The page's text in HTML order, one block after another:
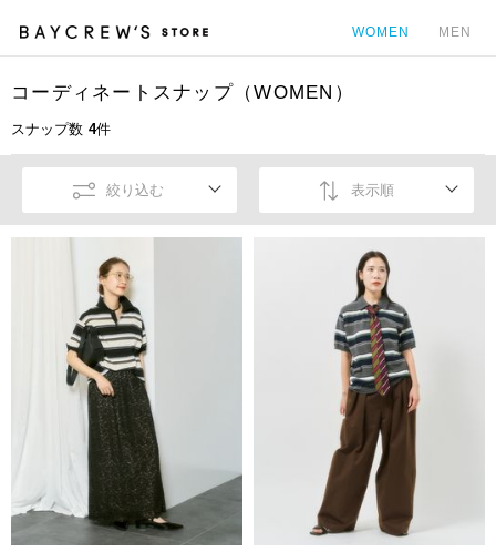
WOMEN MEN
コーディネートスナップ（WOMEN）
スナップ数 4件
絞り込む 表示順